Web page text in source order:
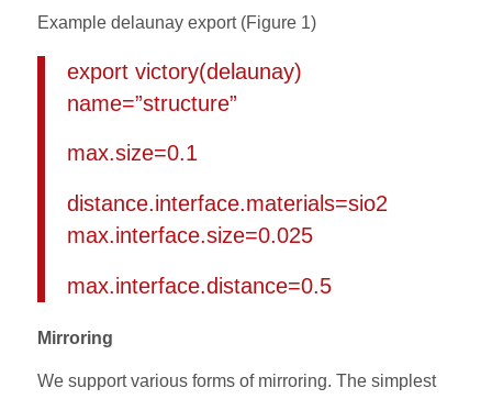
Example delaunay export (Figure 1)
export victory(delaunay)
name=”structure”
max.size=0.1
distance.interface.materials=sio2
max.interface.size=0.025
max.interface.distance=0.5
Mirroring
We support various forms of mirroring. The simplest